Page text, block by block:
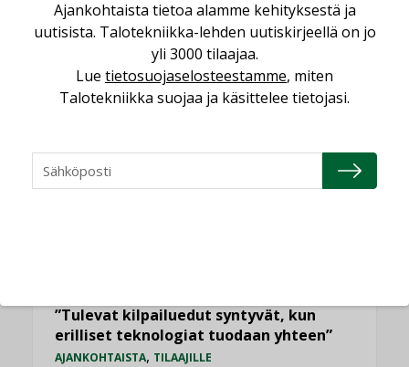
LUETUIMMAT UUTISET
Viikko Kuukausi
Jarno Hacklin Cervin yrityskaupasta:
”Asiakkaat hakevat kumppaneita, jotka
”Tulevat kilpailuedut syntyvät, kun
erilliset teknologiat tuodaan yhteen”
AJANKOHTAISTA, TILAAJILLE
Ajankohtaista tietoa alamme kehityksestä ja
uutisista. Talotekniikka-lehden uutiskirjeellä on jo
yli 3000 tilaajaa.
Lue tietosuojaselosteestamme, miten
Talotekniikka suojaa ja käsittelee tietojasi.